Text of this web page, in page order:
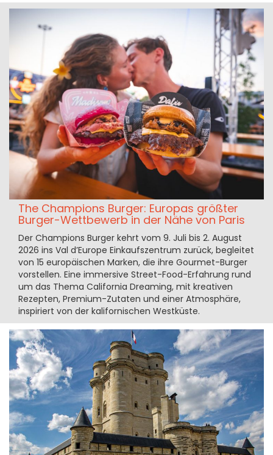
The Champions Burger: Europas größter
Burger-Wettbewerb in der Nähe von Paris
Der Champions Burger kehrt vom 9. Juli bis 2. August
2026 ins Val d’Europe Einkaufszentrum zurück, begleitet
von 15 europäischen Marken, die ihre Gourmet-Burger
vorstellen. Eine immersive Street-Food-Erfahrung rund
um das Thema California Dreaming, mit kreativen
Rezepten, Premium-Zutaten und einer Atmosphäre,
inspiriert von der kalifornischen Westküste.